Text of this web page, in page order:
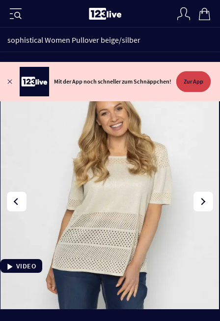
sophistical Women Pullover beige/silber
Mit der App noch schneller zum Schnäppchen! Zur App
VIDEO